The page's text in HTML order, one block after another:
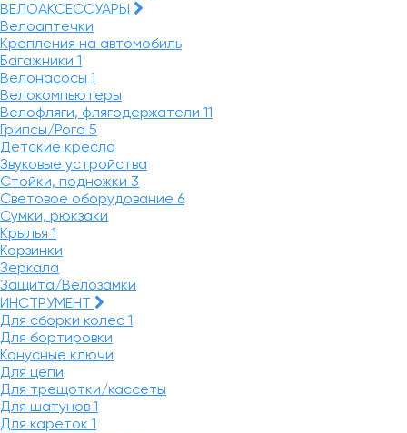
ВЕЛОАКСЕССУАРЫ
Велоаптечки
Крепления на автомобиль
Багажники 1
Велонасосы 1
Велокомпьютеры
Велофляги, флягодержатели 11
Грипсы/Рога 5
Детские кресла
Звуковые устройства
Стойки, подножки 3
Световое оборудование 6
Сумки, рюкзаки
Крылья 1
Корзинки
Зеркала
Защита/Велозамки
ИНСТРУМЕНТ
Для сборки колес 1
Для бортировки
Конусные ключи
Для цепи
Для трещотки/кассеты
Для шатунов 1
Для кареток 1